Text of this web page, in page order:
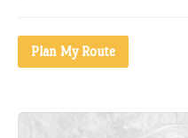
Plan My Route